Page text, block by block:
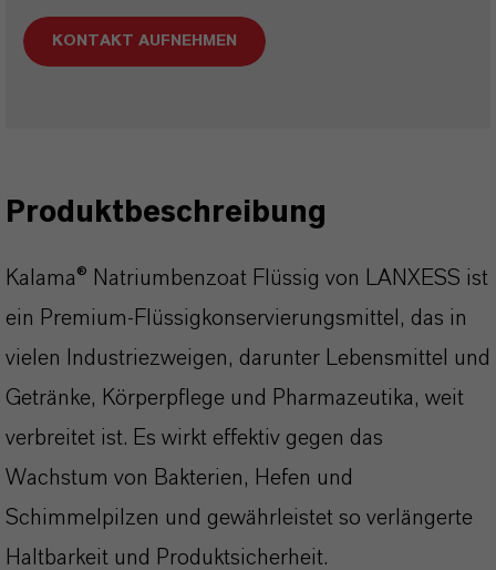
KONTAKT AUFNEHMEN
Produktbeschreibung
Kalama® Natriumbenzoat Flüssig von LANXESS ist
ein Premium-Flüssigkonservierungsmittel, das in
vielen Industriezweigen, darunter Lebensmittel und
Getränke, Körperpflege und Pharmazeutika, weit
verbreitet ist. Es wirkt effektiv gegen das
Wachstum von Bakterien, Hefen und
Schimmelpilzen und gewährleistet so verlängerte
Haltbarkeit und Produktsicherheit.